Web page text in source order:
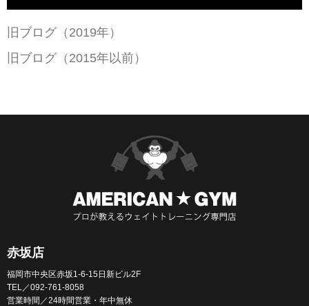
旧ブログ（2019年）
旧ブログ（2015年以前）
赤坂店
福岡市中央区赤坂1-6-15日新ビル2F
TEL／092-761-8058
営業時間／24時間営業・年中無休